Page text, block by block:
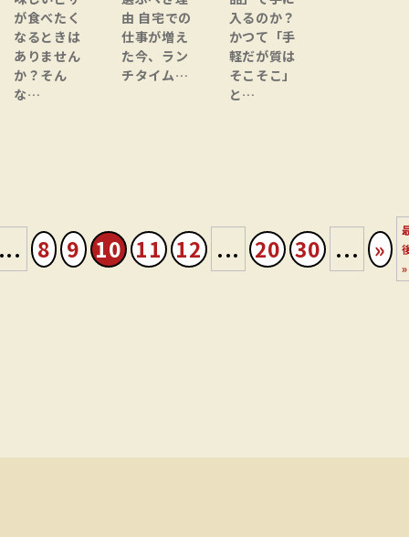
が食べたく
なるときは
ありません
か？そん
な…
由 自宅での
仕事が増え
た今、ラン
チタイム…
入るのか？
かつて「手
軽だが質は
そこそこ」
と…
8 9 10 11 12 ... 20 30 ... »
»